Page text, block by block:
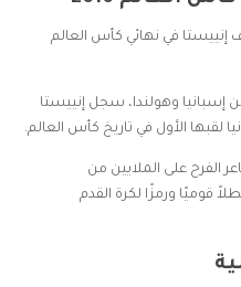
إنييستا في نهائي كأس العالم
إسبانيا وهولندا، سجل إنييستا
على الملايين من
قوميًا ورمزًا لكرة القدم